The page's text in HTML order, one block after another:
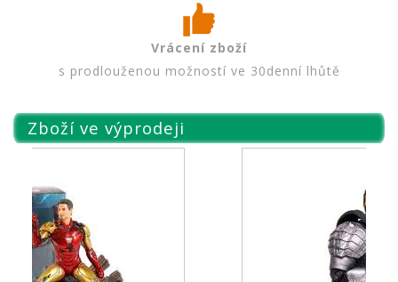
Vrácení zboží
s prodlouženou možností ve 30denní lhůtě
Zboží ve výprodeji